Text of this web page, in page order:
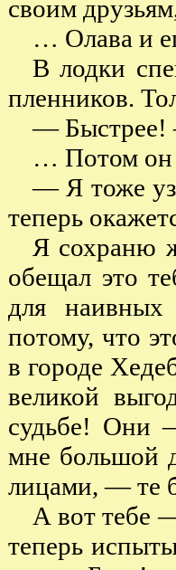
своим
… Олава и
В лодки
пленников.
— Быстрее!
… Потом он
— Я тоже
теперь
Я сохраню
обещал это
для
потому, что
в городе
великой
судьбе! Они
мне большой
лицами, — те
А вот тебе
теперь